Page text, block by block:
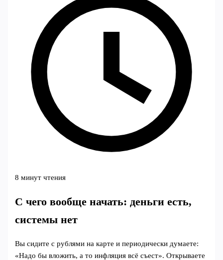
8 минут чтения
С чего вообще начать: деньги есть,
системы нет
Вы сидите с рублями на карте и периодически думаете:
«Надо бы вложить, а то инфляция всё съест». Открываете